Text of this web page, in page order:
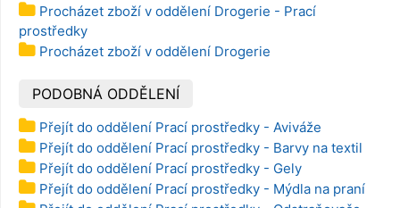
Procházet zboží v oddělení Drogerie - Prací
prostředky
Procházet zboží v oddělení Drogerie
PODOBNÁ ODDĚLENÍ
Přejít do oddělení Prací prostředky - Aviváže
Přejít do oddělení Prací prostředky - Barvy na textil
Přejít do oddělení Prací prostředky - Gely
Přejít do oddělení Prací prostředky - Mýdla na praní